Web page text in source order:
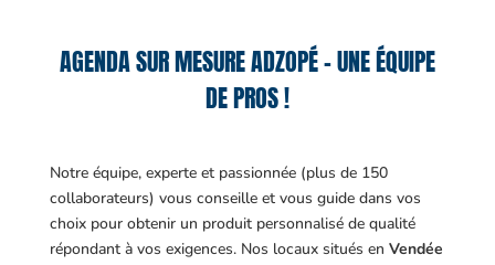
AGENDA SUR MESURE ADZOPÉ – UNE ÉQUIPE
DE PROS !
Notre équipe, experte et passionnée (plus de 150
collaborateurs) vous conseille et vous guide dans vos
choix pour obtenir un produit personnalisé de qualité
répondant à vos exigences. Nos locaux situés en Vendée